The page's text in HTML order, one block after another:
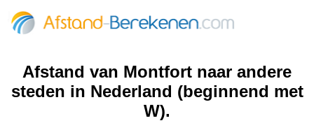
Afstand van Montfort naar andere
steden in Nederland (beginnend met
W).